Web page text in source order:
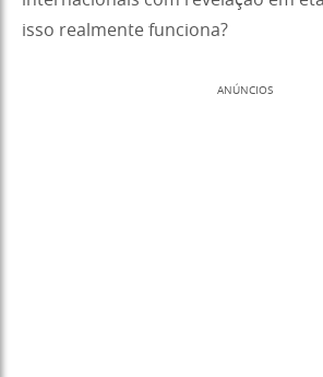
isso realmente funciona?
ANÚNCIOS